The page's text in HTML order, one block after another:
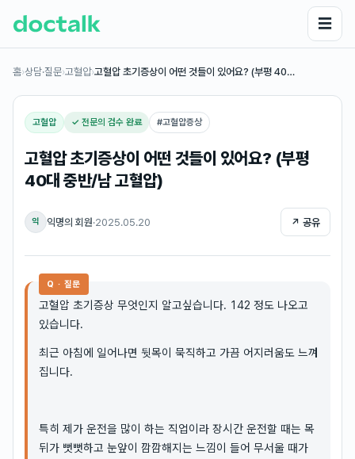
☰
홈›상담·질문›고혈압›고혈압 초기증상이 어떤 것들이 있어요? (부평 40…
고혈압 ✓ 전문의 검수 완료 #고혈압증상
고혈압 초기증상이 어떤 것들이 있어요? (부평
40대 중반/남 고혈압)
익 익명의 회원·2025.05.20 ↗ 공유
Q · 질문
고혈압 초기증상 무엇인지 알고싶습니다. 142 정도 나오고
있습니다.
최근 아침에 일어나면 뒷목이 묵직하고 가끔 어지러움도 느껴
집니다.
특히 제가 운전을 많이 하는 직업이라 장시간 운전할 때는 목
뒤가 뻣뻣하고 눈앞이 깜깜해지는 느낌이 들어 무서울 때가